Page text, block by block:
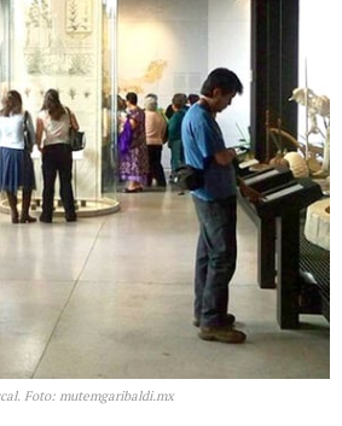
Foto: mutemgaribaldi.mx